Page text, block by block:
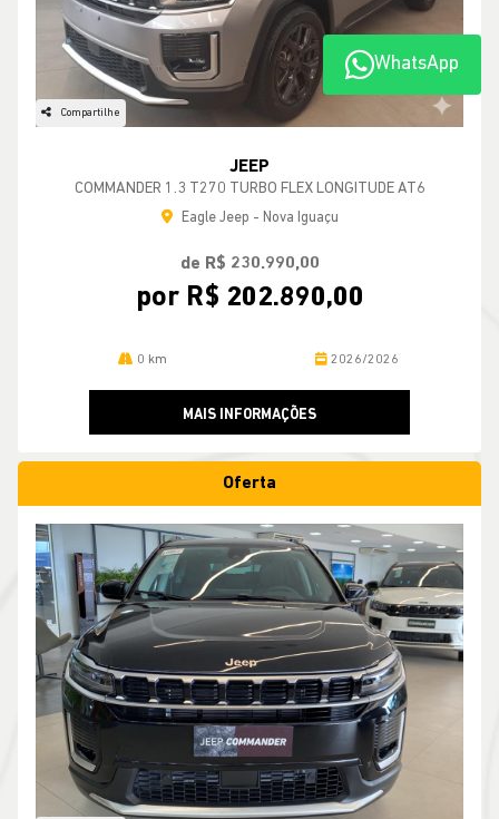
Compartilhe
JEEP
COMMANDER 1.3 T270 TURBO FLEX LONGITUDE AT6
Eagle Jeep - Nova Iguaçu
de R$ 230.990,00
por R$ 202.890,00
0 km 2026/2026
MAIS INFORMAÇÕES
Oferta
WhatsApp